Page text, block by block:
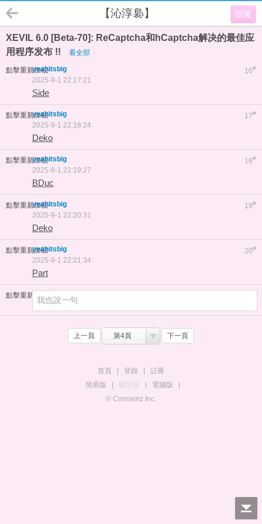
回復
【沁淳裊】
XEVIL 6.0 [Beta-70]: ReCaptcha和hCaptcha解决的最佳应
用程序发布 !!
看全部
點擊重新加載 16#
yeahitsbig
2025-9-1 22:17:21
Side
點擊重新加載 17#
yeahitsbig
2025-9-1 22:18:24
Deko
點擊重新加載 18#
yeahitsbig
2025-9-1 22:19:27
BDuc
點擊重新加載 19#
yeahitsbig
2025-9-1 22:20:31
Deko
點擊重新加載 20#
yeahitsbig
2025-9-1 22:21:34
Part
點擊重新加載
上一頁 第4頁 下一頁
首頁 登錄
註冊
簡易版
觸屏版 電腦版
© Comsenz Inc.